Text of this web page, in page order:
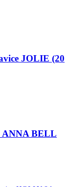
JOLIE (20
ANNA BELL